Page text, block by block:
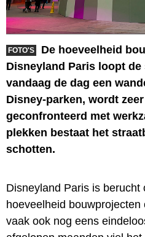
FOTO'S
De hoeveelheid
Disneyland Paris loopt
vandaag de dag een
Disney-parken, wordt
geconfronteerd met
plekken bestaat het
schotten.
Disneyland Paris is berucht
hoeveelheid
vaak ook nog eens